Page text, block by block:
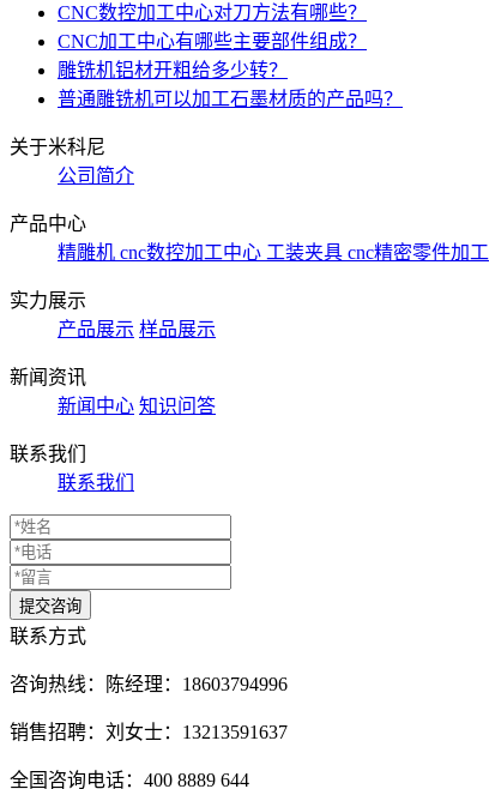
CNC数控加工中心对刀方法有哪些？
CNC加工中心有哪些主要部件组成？
雕铣机铝材开粗给多少转？
普通雕铣机可以加工石墨材质的产品吗？
关于米科尼
公司简介
产品中心
精雕机 cnc数控加工中心 工装夹具 cnc精密零件加工
实力展示
产品展示 样品展示
新闻资讯
新闻中心 知识问答
联系我们
联系我们
联系方式
咨询热线： 陈经理：18603794996
销售招聘：刘女士：13213591637
全国咨询电话：400 8889 644